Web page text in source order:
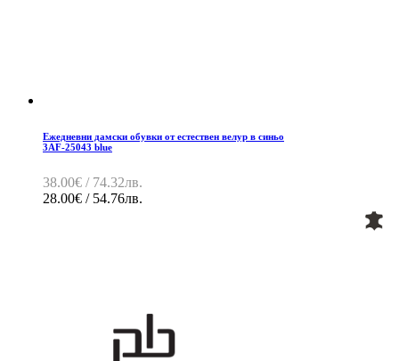
Ежедневни дамски обувки от естествен велур в синьо
3AF-25043 blue
38.00€ / 74.32лв.
28.00€ / 54.76лв.